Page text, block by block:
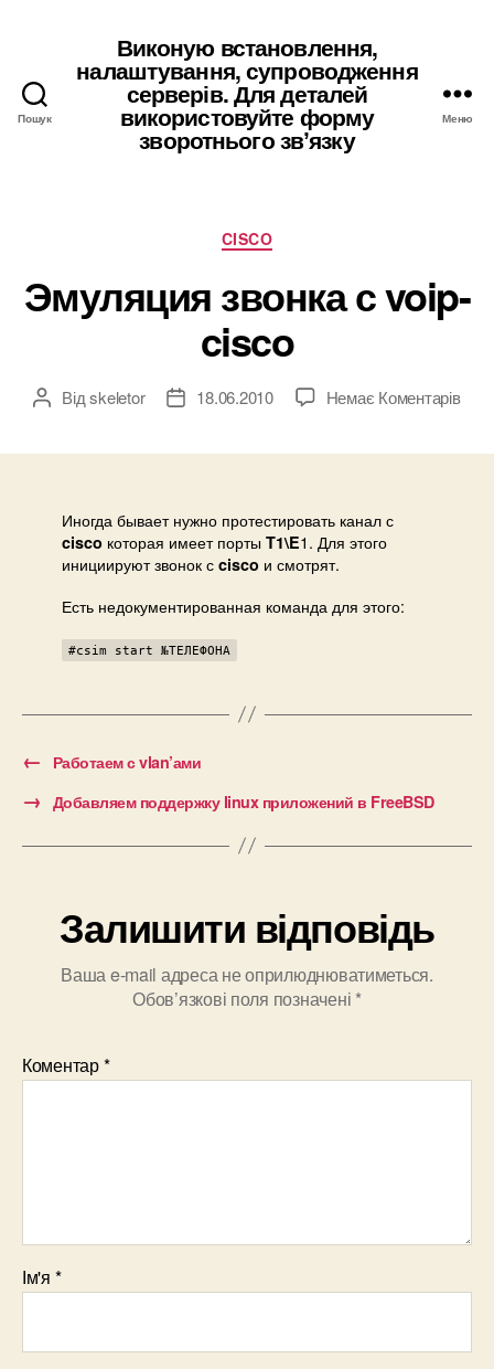
Пошук
Виконую встановлення,
налаштування, супроводження
серверів. Для деталей
використовуйте форму
зворотнього звʼязку
Меню
Категорії
CISCO
Эмуляция звонка с voip-
cisco
Автор
Відskeletor
Дата18.06.2010 Немає Коментарівдо
Иногда бывает нужно протестировать канал с
cisco которая имеет порты T1\E1. Для этого
инициируют звонок с cisco и смотрят.
Есть недокументированная команда для этого:
#csim start №ТЕЛЕФОНА
← Работаем с vlan’ами
→ Добавляем поддержку linux приложений в FreeBSD
Залишити відповідь
Ваша e-mail адреса не оприлюднюватиметься.
Обов’язкові поля позначені *
Коментар*
Ім'я *